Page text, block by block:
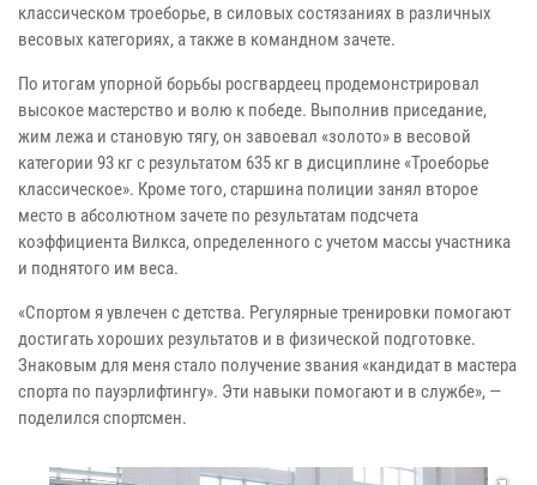
классическом троеборье, в силовых состязаниях в различных
весовых категориях, а также в командном зачете.
По итогам упорной борьбы росгвардеец продемонстрировал
высокое мастерство и волю к победе. Выполнив приседание,
жим лежа и становую тягу, он завоевал «золото» в весовой
категории 93 кг с результатом 635 кг в дисциплине «Троеборье
классическое». Кроме того, старшина полиции занял второе
место в абсолютном зачете по результатам подсчета
коэффициента Вилкса, определенного с учетом массы участника
и поднятого им веса.
«Спортом я увлечен с детства. Регулярные тренировки помогают
достигать хороших результатов и в физической подготовке.
Знаковым для меня стало получение звания «кандидат в мастера
спорта по пауэрлифтингу». Эти навыки помогают и в службе», —
поделился спортсмен.